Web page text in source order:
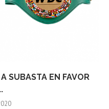
SUBASTA EN FAVOR